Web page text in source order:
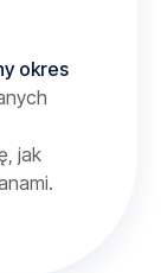
okres
jak